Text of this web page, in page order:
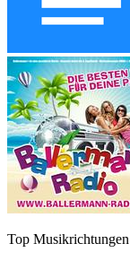
Top Musikrichtungen